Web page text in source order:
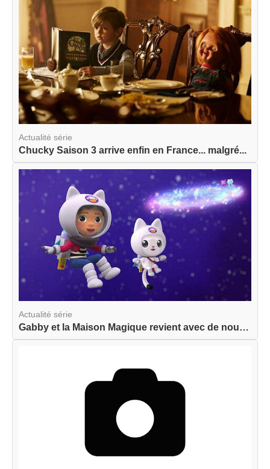
Actualité série
Chucky Saison 3 arrive enfin en France... malgré...
Actualité série
Gabby et la Maison Magique revient avec de nouve...